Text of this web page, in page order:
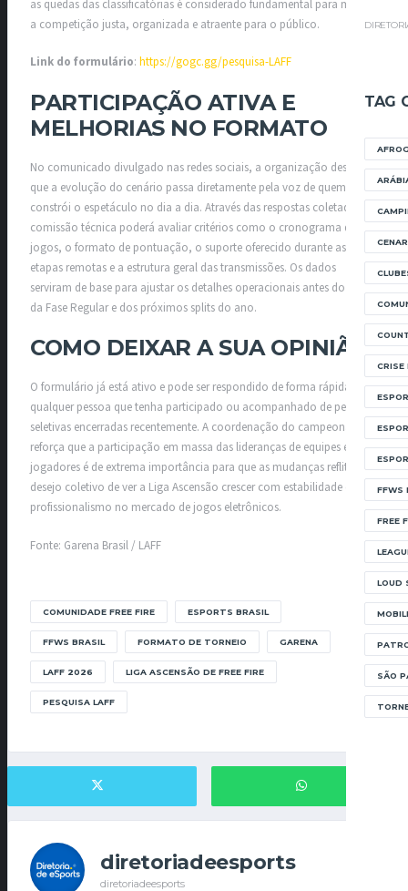
TAG
CRISE
FFWS
FREE
LOUD
SÃO
as quedas das classificatórias é considerado fundamental para manter
a competição justa, organizada e atraente para o público.
Link do formulário: https://gogc.gg/pesquisa-LAFF
PARTICIPAÇÃO ATIVA E
MELHORIAS NO FORMATO
No comunicado divulgado nas redes sociais, a organização destacou
que a evolução do cenário passa diretamente pela voz de quem
constrói o espetáculo no dia a dia. Através das respostas coletadas, a
comissão técnica poderá avaliar critérios como o cronograma de
jogos, o formato de pontuação, o suporte oferecido durante as
etapas remotas e a estrutura geral das transmissões. Os dados
serviram de base para ajustar os detalhes operacionais antes do início
da Fase Regular e dos próximos splits do ano.
COMO DEIXAR A SUA OPINIÃO
O formulário já está ativo e pode ser respondido de forma rápida por
qualquer pessoa que tenha participado ou acompanhado de perto as
seletivas encerradas recentemente. A coordenação do campeonato
reforça que a participação em massa das lideranças de equipes e dos
jogadores é de extrema importância para que as mudanças reflitam o
desejo coletivo de ver a Liga Ascensão crescer com estabilidade e
profissionalismo no mercado de jogos eletrônicos.
Fonte: Garena Brasil / LAFF
COMUNIDADE FREE FIRE ESPORTS BRASIL
FFWS BRASIL FORMATO DE TORNEIO GARENA
LAFF 2026 LIGA ASCENSÃO DE FREE FIRE
PESQUISA LAFF
diretoriadeesports
diretoriadeesports